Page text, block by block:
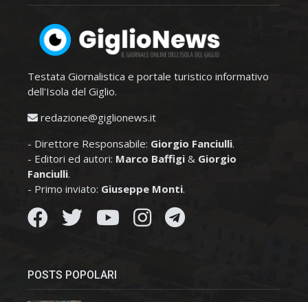
Testata Giornalistica e portale turistico informativo
dell'Isola del Giglio.
redazione@giglionews.it
- Direttore Responsabile: Giorgio Fanciulli.
- Editori ed autori: Marco Baffigi & Giorgio
Fanciulli.
- Primo inviato: Giuseppe Monti.
POSTS POPOLARI